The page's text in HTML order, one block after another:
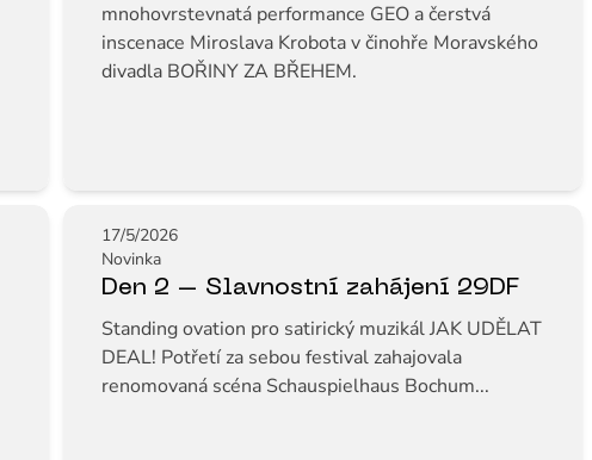
mnohovrstevnatá performance GEO a čerstvá
inscenace Miroslava Krobota v činohře Moravského
divadla BOŘINY ZA BŘEHEM.
17/5/2026
Novinka
Den 2 – Slavnostní zahájení 29DF
Standing ovation pro satirický muzikál JAK UDĚLAT
DEAL! Potřetí za sebou festival zahajovala
renomovaná scéna Schauspielhaus Bochum...